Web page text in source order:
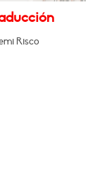
Risco